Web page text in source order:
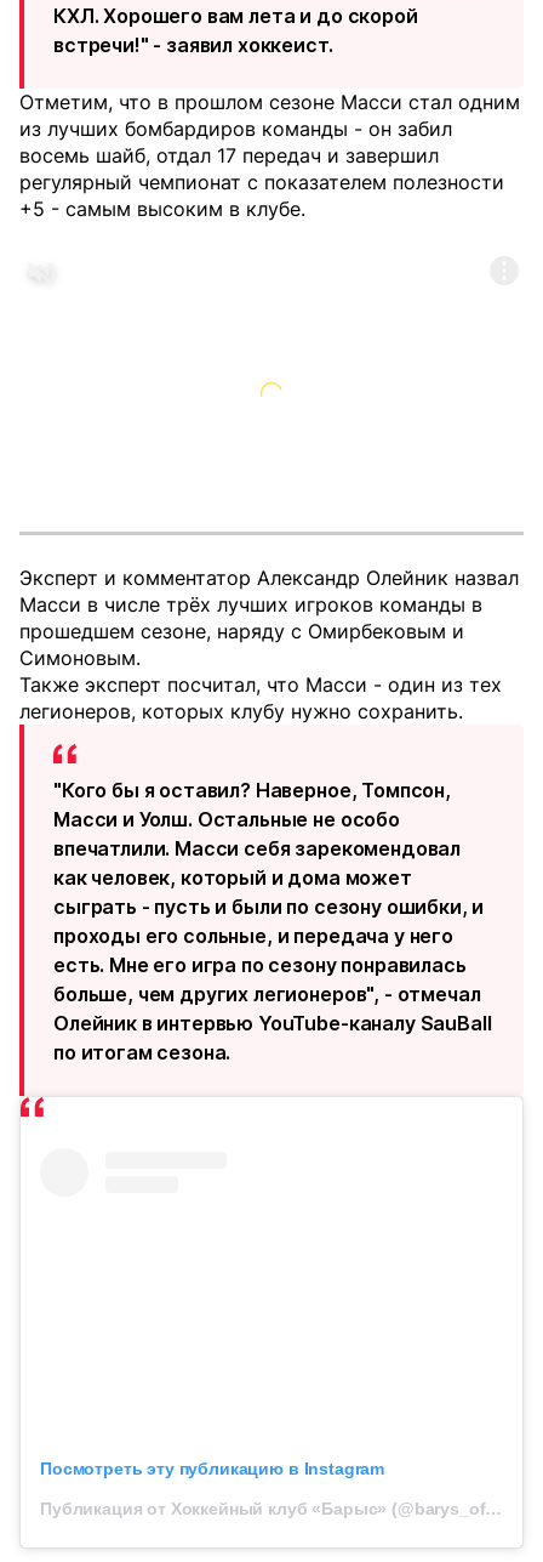
КХЛ. Хорошего вам лета и до скорой
встречи!" - заявил хоккеист.
Отметим, что в прошлом сезоне Масси стал одним
из лучших бомбардиров команды - он забил
восемь шайб, отдал 17 передач и завершил
регулярный чемпионат с показателем полезности
+5 - самым высоким в клубе.
Эксперт и комментатор Александр Олейник назвал
Масси в числе трёх лучших игроков команды в
прошедшем сезоне, наряду с Омирбековым и
Симоновым.
Также эксперт посчитал, что Масси - один из тех
легионеров, которых клубу нужно сохранить.
"Кого бы я оставил? Наверное, Томпсон,
Масси и Уолш. Остальные не особо
впечатлили. Масси себя зарекомендовал
как человек, который и дома может
сыграть - пусть и были по сезону ошибки, и
проходы его сольные, и передача у него
есть. Мне его игра по сезону понравилась
больше, чем других легионеров", - отмечал
Олейник в интервью YouTube-каналу SauBall
по итогам сезона.
Посмотреть эту публикацию в Instagram
Публикация от Хоккейный клуб «Барыс» (@barys_official)